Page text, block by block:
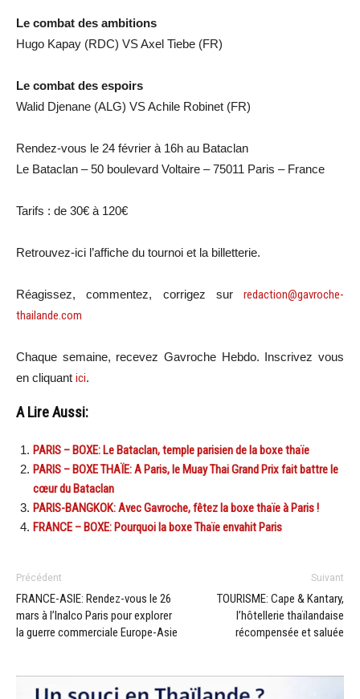
Le combat des ambitions
Hugo Kapay (RDC) VS Axel Tiebe (FR)
Le combat des espoirs
Walid Djenane (ALG) VS Achile Robinet (FR)
Rendez-vous le 24 février à 16h au Bataclan
Le Bataclan – 50 boulevard Voltaire – 75011 Paris – France
Tarifs : de 30€ à 120€
Retrouvez-ici l’affiche du tournoi et la billetterie.
Réagissez, commentez, corrigez sur redaction@gavroche-
thailande.com
Chaque semaine, recevez Gavroche Hebdo. Inscrivez vous
en cliquant ici.
A Lire Aussi:
PARIS – BOXE: Le Bataclan, temple parisien de la boxe thaïe
PARIS – BOXE THAÏE: A Paris, le Muay Thai Grand Prix fait battre le
cœur du Bataclan
PARIS-BANGKOK: Avec Gavroche, fêtez la boxe thaïe à Paris !
FRANCE – BOXE: Pourquoi la boxe Thaïe envahit Paris
Précédent
FRANCE-ASIE: Rendez-vous le 26
mars à l’Inalco Paris pour explorer
la guerre commerciale Europe-Asie
Suivant
TOURISME: Cape & Kantary,
l’hôtellerie thaïlandaise
récompensée et saluée